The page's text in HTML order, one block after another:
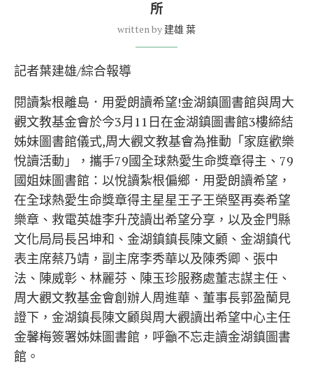
所
written by 建雄 葉
記者葉建雄/綜合報導
閱讀紮根離島．用愛朗讀希望!金湖鎮圖書館與周大
觀文教基金會於今3月11日在金湖鎮圖書館3樓締結
姊妹圖書館儀式,周大觀文教基會為推動「家庭歡樂
悅讀活動」，攜手79國全球熱愛生命獎章得主、79
國姐妹圖書館：以悅讀紮根偏鄉．用愛朗讀希望，
在全球熱愛生命獎章得主星星王子王榮堅再奏希望
樂章、救電英雄李升茂讀出希望分享，以及金門縣
文化局局長呂坤和、金湖鎮鎮長陳文顧、金湖鎮代
表主席蔡乃靖，副主席李秀華以及陳秀卿、張中
法、陳威彰、林麗芬、陳玉珍服務處董志謀主任、
周大觀文教基金會創辦人周進華、董事長郭盈蘭見
證下，金湖鎮長陳文顧與周大觀讀出希望中心主任
金馨梅簽署姊妹圖書館，呼籲不忘走讀金湖鎮圖書
館。